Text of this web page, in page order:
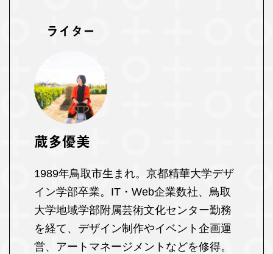
ライター
蔵多優美
1989年鳥取市生まれ。京都精華大学デザ
イン学部卒業。IT・Web企業数社、鳥取
大学地域学部附属芸術文化センター勤務
を経て、デザイン制作やイベント企画運
営、アートマネージメントなどを修得。